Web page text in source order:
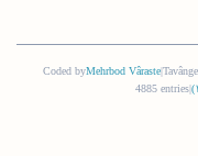
Coded byMehrbod Vâraste|
4885 entries)